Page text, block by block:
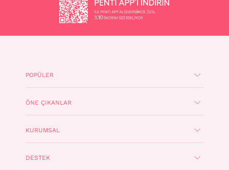
POPÜLER
ÖNE ÇIKANLAR
KURUMSAL
DESTEK